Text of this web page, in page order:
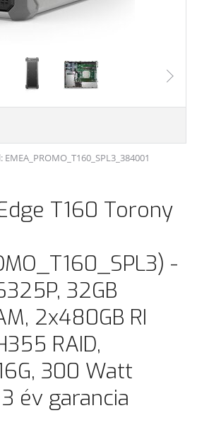
EMEA_PROMO_T160_SPL3_384001
T160 Torony
-
32GB
2x480GB RI
RAID,
300 Watt
év garancia